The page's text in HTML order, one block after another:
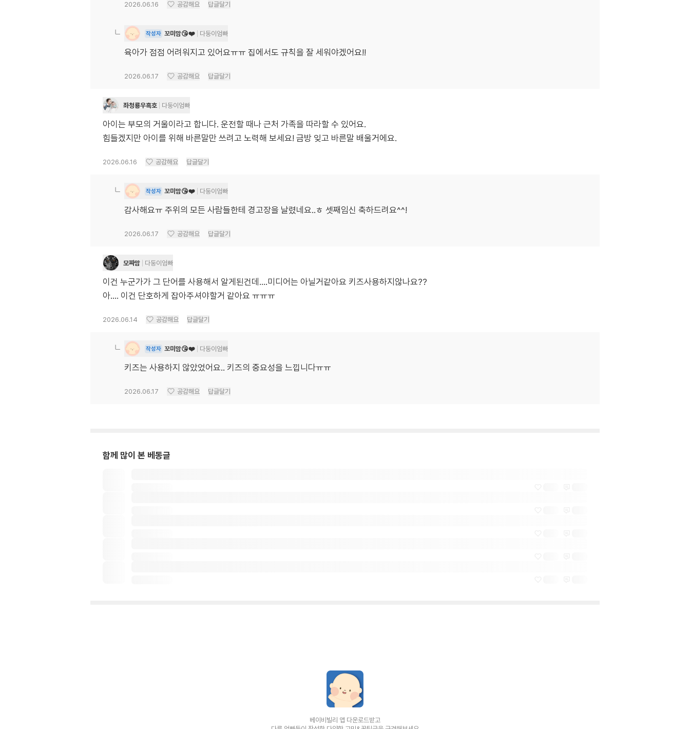
2026.06.16 공감해요 답글달기
작성자 꼬미맘😘❤️ 다둥이엄빠
육아가 점점 어려워지고 있어요ㅠㅠ 집에서도 규칙을 잘 세워야겠어요!!
2026.06.17 공감해요 답글달기
좌청룡우흑호 다둥이엄빠
아이는 부모의 거울이라고 합니다. 운전할 때나 근처 가족을 따라할 수 있어요.
힘들겠지만 아이를 위해 바른말만 쓰려고 노력해 보세요! 금방 잊고 바른말 배울거에요.
2026.06.16 공감해요 답글달기
작성자 꼬미맘😘❤️ 다둥이엄빠
감사해요ㅠ 주위의 모든 사람들한테 경고장을 날렸네요..ㅎ 셋째임신 축하드려요^^!
2026.06.17 공감해요 답글달기
모짜맘 다둥이엄빠
이건 누군가가 그 단어를 사용해서 알게된건데....미디어는 아닐거같아요 키즈사용하지않나요??
아.... 이건 단호하게 잡아주셔야할거 같아요 ㅠㅠㅠ
2026.06.14 공감해요 답글달기
작성자 꼬미맘😘❤️ 다둥이엄빠
키즈는 사용하지 않았었어요.. 키즈의 중요성을 느낍니다ㅠㅠ
2026.06.17 공감해요 답글달기
함께 많이 본 베동글
베이비빌리 앱 다운로드받고